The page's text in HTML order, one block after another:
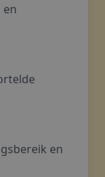
en
en